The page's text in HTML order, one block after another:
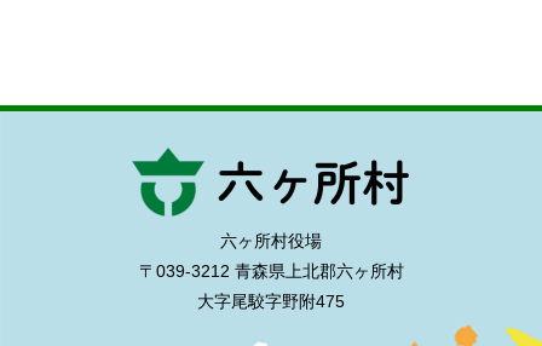
六ヶ所村役場
〒039-3212 青森県上北郡六ヶ所村
大字尾駮字野附475